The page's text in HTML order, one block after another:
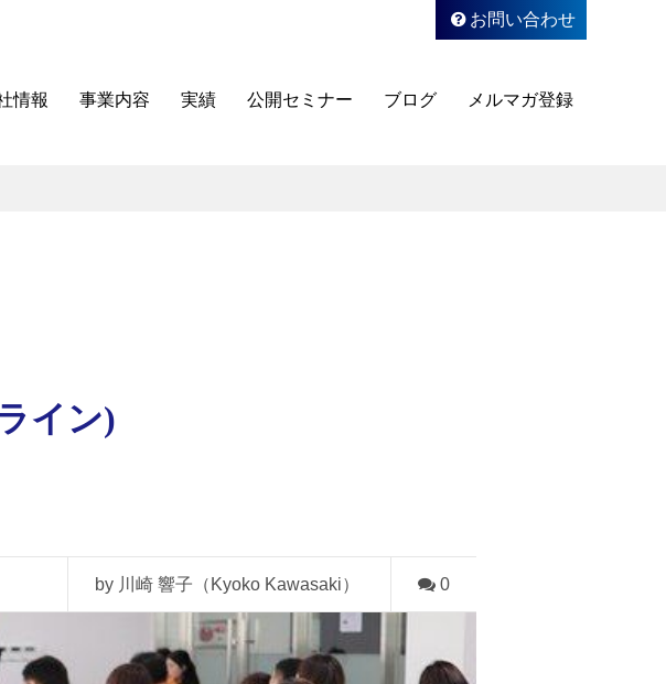
お問い合わせ
情報 事業内容 実績 公開セミナー ブログ メルマガ登録
イン)
by 川崎 響子（Kyoko Kawasaki） 0